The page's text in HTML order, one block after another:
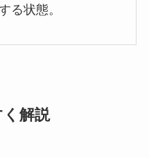
る状態。
解説